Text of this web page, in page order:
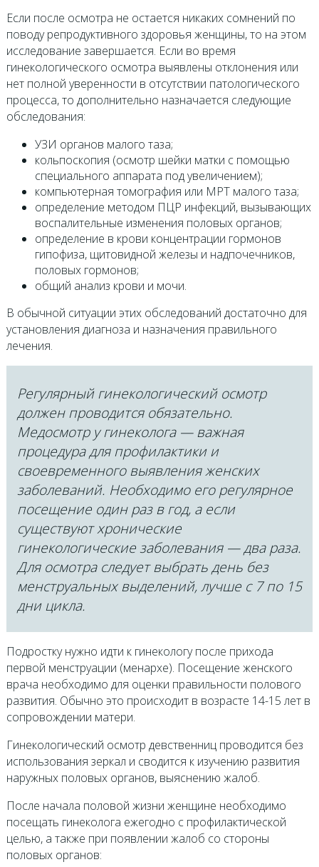
Если после осмотра не остается никаких сомнений по
поводу репродуктивного здоровья женщины, то на этом
исследование завершается. Если во время
гинекологического осмотра выявлены отклонения или
нет полной уверенности в отсутствии патологического
процесса, то дополнительно назначается следующие
обследования:
УЗИ органов малого таза;
кольпоскопия (осмотр шейки матки с помощью
специального аппарата под увеличением);
компьютерная томография или МРТ малого таза;
определение методом ПЦР инфекций, вызывающих
воспалительные изменения половых органов;
определение в крови концентрации гормонов
гипофиза, щитовидной железы и надпочечников,
половых гормонов;
общий анализ крови и мочи.
В обычной ситуации этих обследований достаточно для
установления диагноза и назначения правильного
лечения.
Регулярный гинекологический осмотр
должен проводится обязательно.
Медосмотр у гинеколога — важная
процедура для профилактики и
своевременного выявления женских
заболеваний. Необходимо его регулярное
посещение один раз в год, а если
существуют хронические
гинекологические заболевания — два раза.
Для осмотра следует выбрать день без
менструальных выделений, лучше с 7 по 15
дни цикла.
Подростку нужно идти к гинекологу после прихода
первой менструации (менархе). Посещение женского
врача необходимо для оценки правильности полового
развития. Обычно это происходит в возрасте 14-15 лет в
сопровождении матери.
Гинекологический осмотр девственниц проводится без
использования зеркал и сводится к изучению развития
наружных половых органов, выяснению жалоб.
После начала половой жизни женщине необходимо
посещать гинеколога ежегодно с профилактической
целью, а также при появлении жалоб со стороны
половых органов: